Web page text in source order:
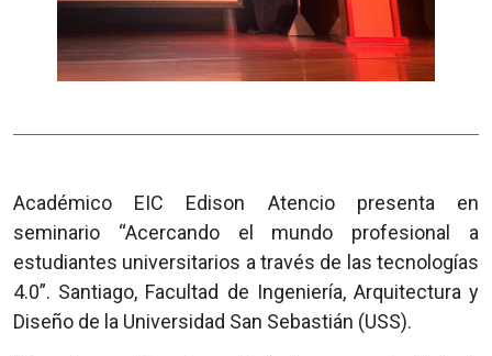
Académico EIC Edison Atencio presenta en
seminario “Acercando el mundo profesional a
estudiantes universitarios a través de las tecnologías
4.0”. Santiago, Facultad de Ingeniería, Arquitectura y
Diseño de la Universidad San Sebastián (USS).